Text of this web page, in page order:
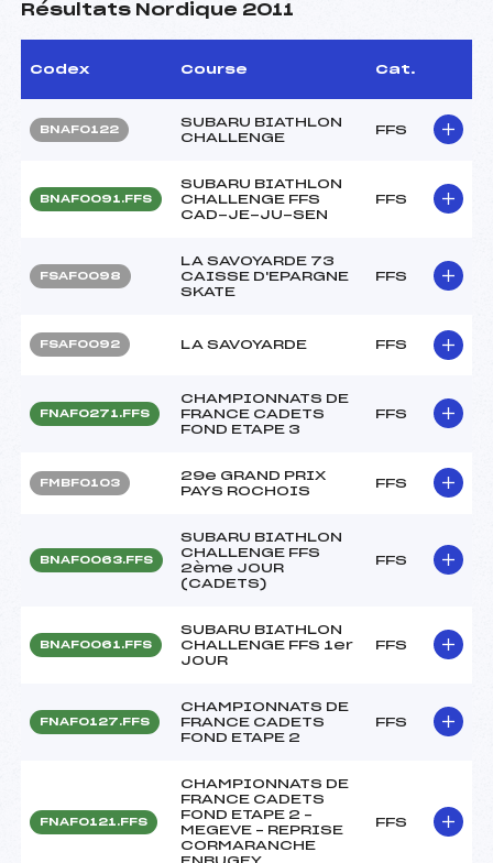
Résultats Nordique 2011
Codex Course Cat.
BNAF0122
SUBARU BIATHLON
CHALLENGE
FFS
BNAF0091.FFS
SUBARU BIATHLON
CHALLENGE FFS
CAD-JE-JU-SEN
FFS
FSAF0098
LA SAVOYARDE 73
CAISSE D'EPARGNE
SKATE
FFS
FSAF0092 LA SAVOYARDE FFS
FNAF0271.FFS
CHAMPIONNATS DE
FRANCE CADETS
FOND ETAPE 3
FFS
FMBF0103
29e GRAND PRIX
PAYS ROCHOIS
FFS
BNAF0063.FFS
SUBARU BIATHLON
CHALLENGE FFS
2ème JOUR
(CADETS)
FFS
BNAF0061.FFS
SUBARU BIATHLON
CHALLENGE FFS 1er
JOUR
FFS
FNAF0127.FFS
CHAMPIONNATS DE
FRANCE CADETS
FOND ETAPE 2
FFS
FNAF0121.FFS
CHAMPIONNATS DE
FRANCE CADETS
FOND ETAPE 2 –
MEGEVE – REPRISE
CORMARANCHE
ENBUGEY
FFS